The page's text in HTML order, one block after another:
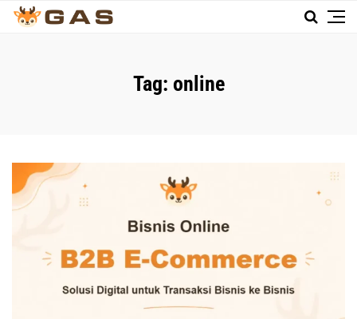
Tag: online